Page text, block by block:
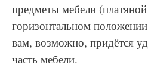
предметы мебели
горизонтальном
вам, возможно, придётся
часть мебели.